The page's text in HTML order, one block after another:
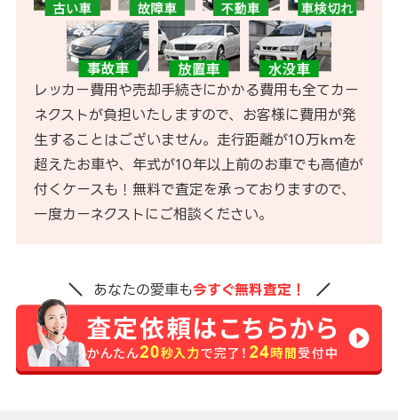
レッカー費用や売却手続きにかかる費用も全てカー
ネクストが負担いたしますので、お客様に費用が発
生することはございません。走行距離が10万kmを
超えたお車や、年式が10年以上前のお車でも高値が
付くケースも！無料で査定を承っておりますので、
一度カーネクストにご相談ください。
あなたの愛車も今すぐ無料査定！